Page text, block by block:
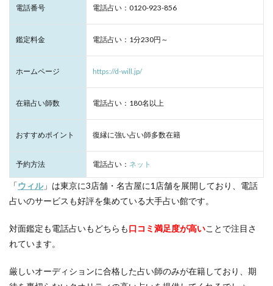
電話番号 電話占い：0120-923-856
鑑定料金 電話占い：1分230円～
ホームページ https://d-will.jp/
在籍占い師数 電話占い：180名以上
おすすめポイント 復縁に強い占い師多数在籍
予約方法 電話占い： ネット
「ウィル」は東京に3店舗・名古屋に1店舗を展開しており、電話
占いのサービスも好評を集めている大手占い館です。
対面鑑定も電話占いもどちらも口コミ満足度が高いことで注目さ
れています。
厳しいオーディションに合格した占い師のみが在籍しており、期